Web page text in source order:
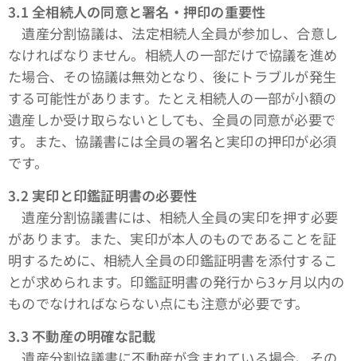
3.1全相続人の同意と署名・押印の重要性
遺産分割協議は、法定相続人全員が参加し、合意し
なければなりません。相続人の一部だけで協議を進め
た場合、その協議は無効となり、後にトラブルが発生
する可能性があります。たとえ相続人の一部が小額の
遺産しか受け取らないとしても、全員の同意が必要で
す。また、協議書には全員の署名と実印の押印が必須
です。
3.2 実印と印鑑証明書の必要性
遺産分割協議書には、相続人全員の実印を押す必要
があります。また、実印が本人のものであることを証
明するために、相続人全員の印鑑証明書を添付するこ
とが求められます。印鑑証明書の発行から3ヶ月以内の
ものでなければならない点にも注意が必要です。
3.3 不動産の明確な記載